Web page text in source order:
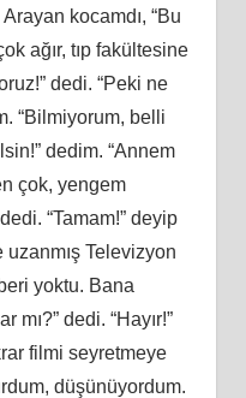
Arayan kocamdı, “Bu
ağır, tıp fakültesine
dedi. “Peki ne
“Bilmiyorum, belli
dedim. “Annem
çok, yengem
“Tamam!” deyip
uzanmış Televizyon
yoktu. Bana
mı?” dedi. “Hayır!”
filmi seyretmeye
düşünüyordum.